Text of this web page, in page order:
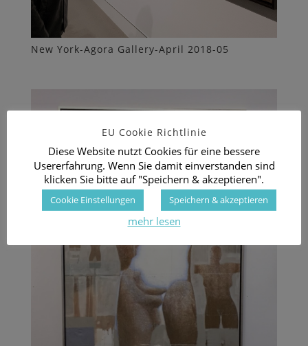
New York-Agora Gallery-April 2018-05
EU Cookie Richtlinie
Diese Website nutzt Cookies für eine bessere
Usererfahrung. Wenn Sie damit einverstanden sind
klicken Sie bitte auf "Speichern & akzeptieren".
Cookie Einstellungen Speichern & akzeptieren
mehr lesen